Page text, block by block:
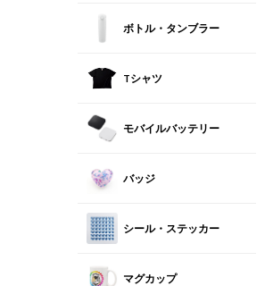
ボトル・タンブラー
Tシャツ
モバイルバッテリー
バッジ
シール・ステッカー
マグカップ